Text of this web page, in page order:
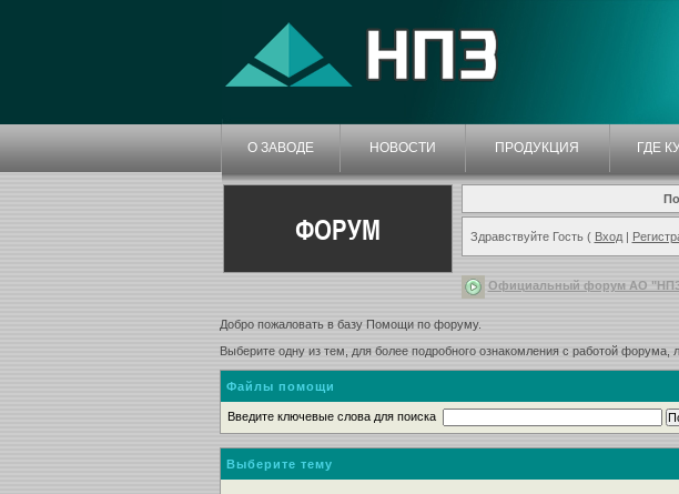
О ЗАВОДЕ НОВОСТИ ПРОДУКЦИЯ ГДЕ
ФОРУМ Здравствуйте Гость ( Вход|
Официальный форум АО
Добро пожаловать в базу Помощи по форуму.
Выберите одну из тем, для более подробного ознакомления с работой
Файлы помощи
Введите ключевые слова для поиска
Выберите тему